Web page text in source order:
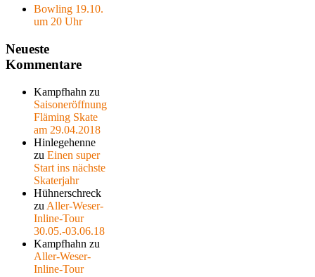
Bowling 19.10.
um 20 Uhr
Neueste
Kommentare
Kampfhahn zu
Saisoneröffnung
Fläming Skate
am 29.04.2018
Hinlegehenne
zu Einen super
Start ins nächste
Skaterjahr
Hühnerschreck
zu Aller-Weser-
Inline-Tour
30.05.-03.06.18
Kampfhahn zu
Aller-Weser-
Inline-Tour